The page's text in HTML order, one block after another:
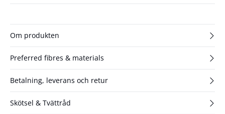
Om produkten
Preferred fibres & materials
Betalning, leverans och retur
Skötsel & Tvättråd